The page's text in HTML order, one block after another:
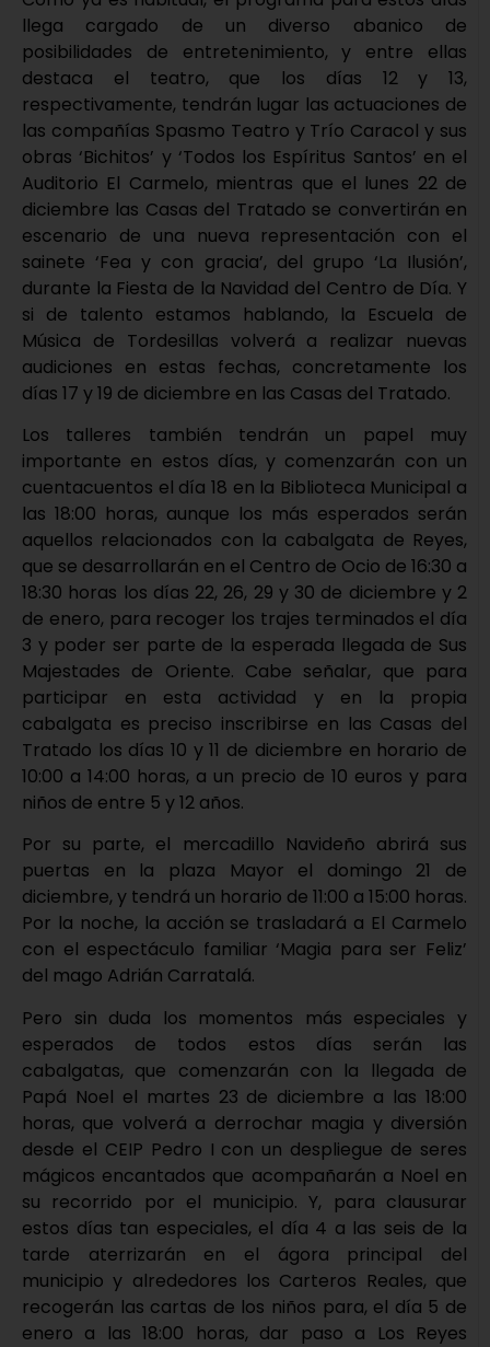
llega cargado de un diverso abanico de
posibilidades de entretenimiento, y entre ellas
destaca el teatro, que los días 12 y 13,
respectivamente, tendrán lugar las actuaciones de
las compañías Spasmo Teatro y Trío Caracol y sus
obras ‘Bichitos’ y ‘Todos los Espíritus Santos’ en el
Auditorio El Carmelo, mientras que el lunes 22 de
diciembre las Casas del Tratado se convertirán en
escenario de una nueva representación con el
sainete ‘Fea y con gracia’, del grupo ‘La Ilusión’,
durante la Fiesta de la Navidad del Centro de Día. Y
si de talento estamos hablando, la Escuela de
Música de Tordesillas volverá a realizar nuevas
audiciones en estas fechas, concretamente los
días 17 y 19 de diciembre en las Casas del Tratado.
Los talleres también tendrán un papel muy
importante en estos días, y comenzarán con un
cuentacuentos el día 18 en la Biblioteca Municipal a
las 18:00 horas, aunque los más esperados serán
aquellos relacionados con la cabalgata de Reyes,
que se desarrollarán en el Centro de Ocio de 16:30 a
18:30 horas los días 22, 26, 29 y 30 de diciembre y 2
de enero, para recoger los trajes terminados el día
3 y poder ser parte de la esperada llegada de Sus
Majestades de Oriente. Cabe señalar, que para
participar en esta actividad y en la propia
cabalgata es preciso inscribirse en las Casas del
Tratado los días 10 y 11 de diciembre en horario de
10:00 a 14:00 horas, a un precio de 10 euros y para
niños de entre 5 y 12 años.
Por su parte, el mercadillo Navideño abrirá sus
puertas en la plaza Mayor el domingo 21 de
diciembre, y tendrá un horario de 11:00 a 15:00 horas.
Por la noche, la acción se trasladará a El Carmelo
con el espectáculo familiar ‘Magia para ser Feliz’
del mago Adrián Carratalá.
Pero sin duda los momentos más especiales y
esperados de todos estos días serán las
cabalgatas, que comenzarán con la llegada de
Papá Noel el martes 23 de diciembre a las 18:00
horas, que volverá a derrochar magia y diversión
desde el CEIP Pedro I con un despliegue de seres
mágicos encantados que acompañarán a Noel en
su recorrido por el municipio. Y, para clausurar
estos días tan especiales, el día 4 a las seis de la
tarde aterrizarán en el ágora principal del
municipio y alrededores los Carteros Reales, que
recogerán las cartas de los niños para, el día 5 de
enero a las 18:00 horas, dar paso a Los Reyes